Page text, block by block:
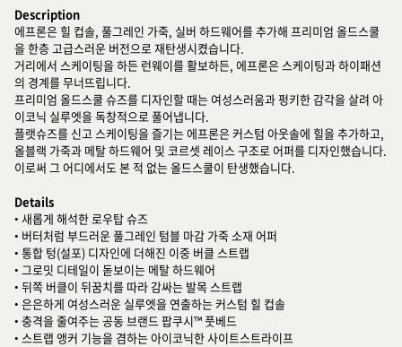
Description
에프론은 힐 컵솔, 풀그레인 가죽, 실버 하드웨어를 추가해 프리미엄 올드스쿨
을 한층 고급스러운 버전으로 재탄생시켰습니다.
거리에서 스케이팅을 하든 런웨이를 활보하든, 에프론은 스케이팅과 하이패션
의 경계를 무너뜨립니다.
프리미엄 올드스쿨 슈즈를 디자인할 때는 여성스러움과 펑키한 감각을 살려 아
이코닉 실루엣을 독창적으로 풀어냅니다.
플랫슈즈를 신고 스케이팅을 즐기는 에프론은 커스텀 아웃솔에 힐을 추가하고,
올블랙 가죽과 메탈 하드웨어 및 코르셋 레이스 구조로 어퍼를 디자인했습니다.
이로써 그 어디에서도 본 적 없는 올드스쿨이 탄생했습니다.
Details
• 새롭게 해석한 로우탑 슈즈
• 버터처럼 부드러운 풀그레인 텀블 마감 가죽 소재 어퍼
• 통합 텅(설포) 디자인에 더해진 이중 버클 스트랩
• 그로밋 디테일이 돋보이는 메탈 하드웨어
• 뒤쪽 버클이 뒤꿈치를 따라 감싸는 발목 스트랩
• 은은하게 여성스러운 실루엣을 연출하는 커스텀 힐 컵솔
• 충격을 줄여주는 공동 브랜드 팝쿠시™ 풋베드
• 스트랩 앵커 기능을 겸하는 아이코닉한 사이트스트라이프